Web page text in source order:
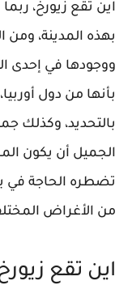
اين تقع زيورخ،
بهذه المدينة،
ووجودها في إحدى
بأنها من دول
بالتحديد، وكذلك
الجميل أن يكون
تضطره الحاجة في
من الأغراض
اين تقع